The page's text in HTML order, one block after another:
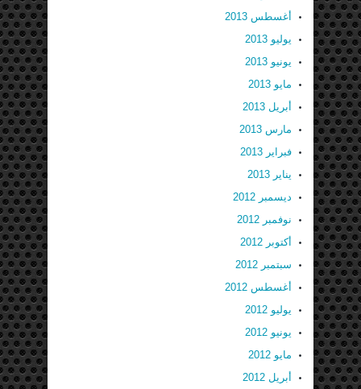
أغسطس 2013
يوليو 2013
يونيو 2013
مايو 2013
أبريل 2013
مارس 2013
فبراير 2013
يناير 2013
ديسمبر 2012
نوفمبر 2012
أكتوبر 2012
سبتمبر 2012
أغسطس 2012
يوليو 2012
يونيو 2012
مايو 2012
أبريل 2012